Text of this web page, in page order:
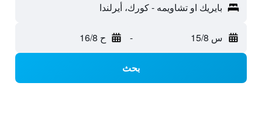
بايريك او تشاويمه - كورك، أيرلندا
س 15/8 - ح 16/8
بحث